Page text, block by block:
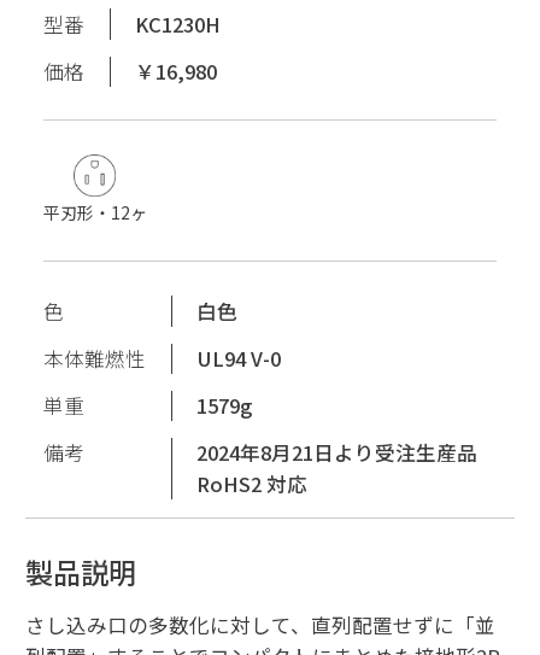
型番
KC1230H
価格
￥16,980
平刃形・12ヶ
色
白色
本体難燃性
UL94 V-0
単重
1579g
備考
2024年8月21日より受注生産品
RoHS2 対応
製品説明
さし込み口の多数化に対して、直列配置せずに「並